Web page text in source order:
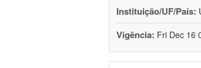
Instituição/UF/País:
Vigência: Fri Dec 16